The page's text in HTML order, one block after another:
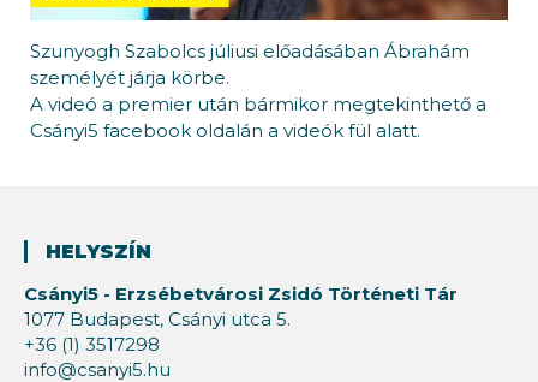
Szunyogh Szabolcs júliusi előadásában Ábrahám
személyét járja körbe.
A videó a premier után bármikor megtekinthető a
Csányi5 facebook oldalán a videók fül alatt.
HELYSZÍN
Csányi5 - Erzsébetvárosi Zsidó Történeti Tár
1077 Budapest, Csányi utca 5.
+36 (1) 3517298
info@csanyi5.hu